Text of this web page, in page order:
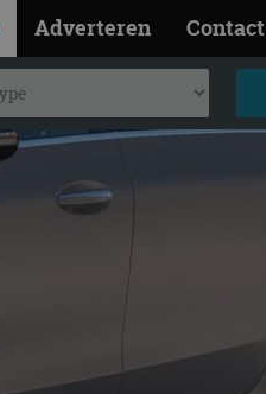
Adverteren Contact